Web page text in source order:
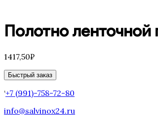
Полотно ленточной
1417,50₽
Быстрый заказ
‘+7 (991)-758-72-80
info@salvinox24.ru